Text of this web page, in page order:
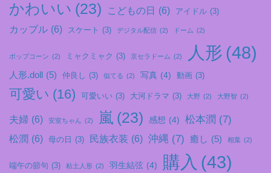
かわいい (23) こどもの日 (6) アイドル (3)
カップル (6) スケート (3) デジタル配信 (2) ドーム (2)
ポップコーン (2) ミャクミャク (3) 京セラドーム (2) 人形 (48)
人形.doll (5) 仲良し (3) 似てる (2) 写真 (4) 動画 (3)
可愛い (16) 可愛いい (3) 大河ドラマ (3) 大野 (2) 大野智 (2)
夫婦 (6) 安室ちゃん (2) 嵐 (23) 感想 (4) 松本潤 (7)
松潤 (6) 母の日 (3) 民族衣装 (6) 沖縄 (7) 癒し (5) 相葉 (2)
端午の節句 (3) 粘土人形 (2) 羽生結弦 (4) 購入 (43)